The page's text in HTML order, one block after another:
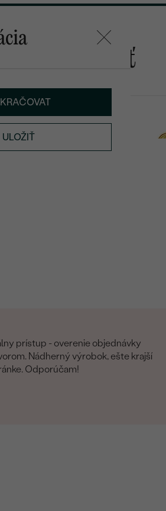
ULOŽIŤ
sa vám páčiť
prístup - overenie objednávky
Nádherný výrobok, ešte krajší
Odporúčam!